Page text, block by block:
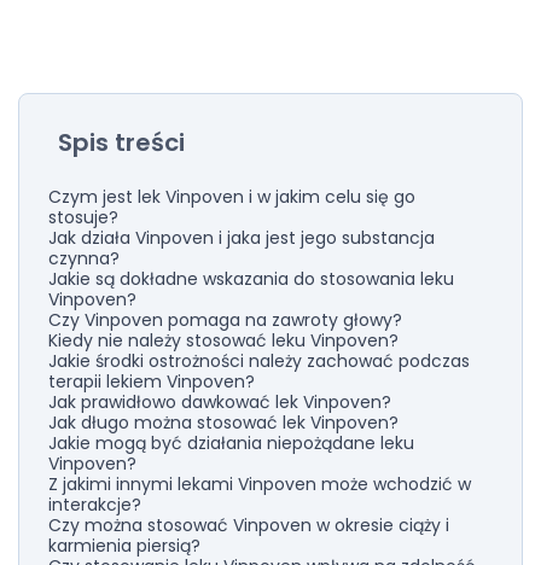
Spis treści
Czym jest lek Vinpoven i w jakim celu się go
stosuje?
Jak działa Vinpoven i jaka jest jego substancja
czynna?
Jakie są dokładne wskazania do stosowania leku
Vinpoven?
Czy Vinpoven pomaga na zawroty głowy?
Kiedy nie należy stosować leku Vinpoven?
Jakie środki ostrożności należy zachować podczas
terapii lekiem Vinpoven?
Jak prawidłowo dawkować lek Vinpoven?
Jak długo można stosować lek Vinpoven?
Jakie mogą być działania niepożądane leku
Vinpoven?
Z jakimi innymi lekami Vinpoven może wchodzić w
interakcje?
Czy można stosować Vinpoven w okresie ciąży i
karmienia piersią?